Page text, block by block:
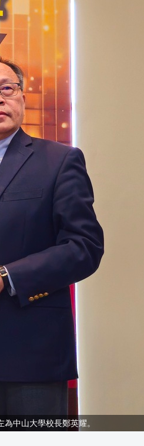
中山大學校長鄭英耀。